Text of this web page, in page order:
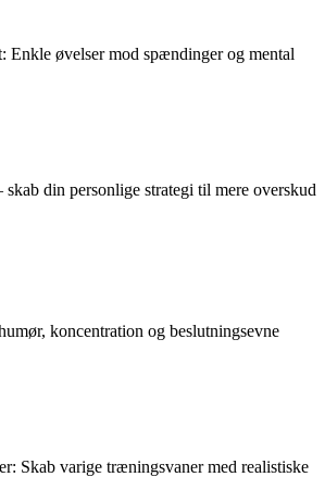
Enkle øvelser mod spændinger og mental
skab din personlige strategi til mere overskud
koncentration og beslutningsevne
Skab varige træningsvaner med realistiske